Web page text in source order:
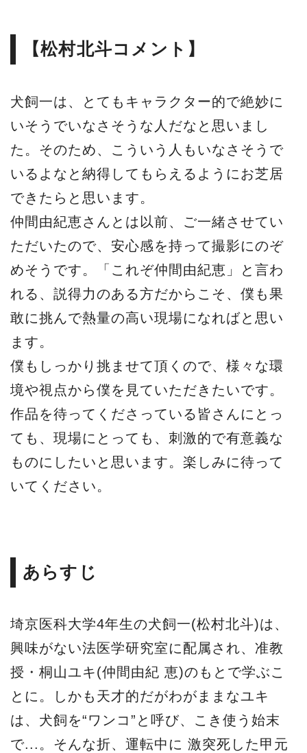
【松村北斗コメント】
犬飼一は、とてもキャラクター的で絶妙に
いそうでいなさそうな人だなと思いまし
た。そのため、こういう人もいなさそうで
いるよなと納得してもらえるようにお芝居
できたらと思います。
仲間由紀恵さんとは以前、ご一緒させてい
ただいたので、安心感を持って撮影にのぞ
めそうです。「これぞ仲間由紀恵」と言わ
れる、説得力のある方だからこそ、僕も果
敢に挑んで熱量の高い現場になればと思い
ます。
僕もしっかり挑ませて頂くので、様々な環
境や視点から僕を見ていただきたいです。
作品を待ってくださっている皆さんにとっ
ても、現場にとっても、刺激的で有意義な
ものにしたいと思います。楽しみに待って
いてください。
あらすじ
埼京医科大学4年生の犬飼一(松村北斗)は、
興味がない法医学研究室に配属され、准教
授・桐山ユキ(仲間由紀 恵)のもとで学ぶこ
とに。しかも天才的だがわがままなユキ
は、犬飼を“ワンコ”と呼び、こき使う始末
で...。そんな折、運転中に 激突死した甲元